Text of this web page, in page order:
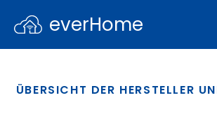
everHome
ÜBERSICHT DER HERSTELLER